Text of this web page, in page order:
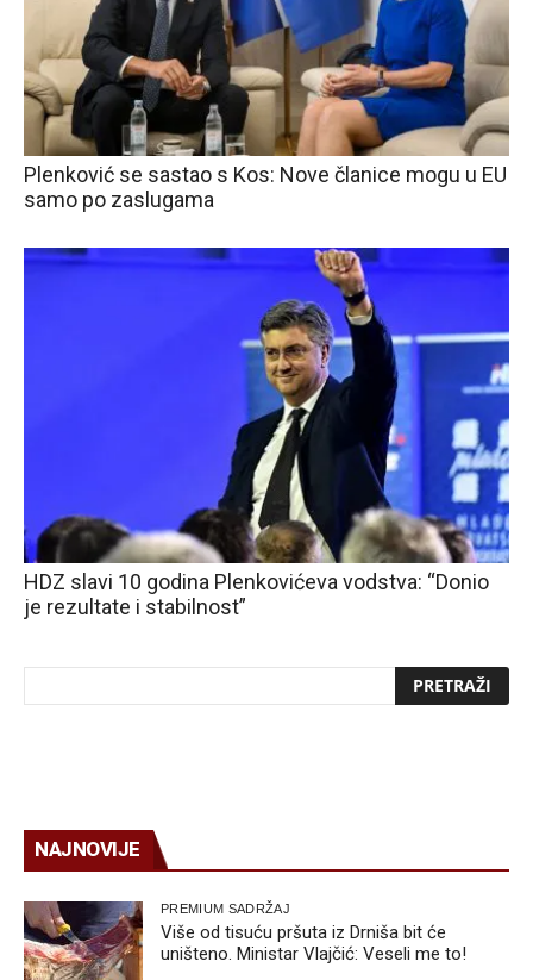
Plenković se sastao s Kos: Nove članice mogu u EU
samo po zaslugama
HDZ slavi 10 godina Plenkovićeva vodstva: “Donio
je rezultate i stabilnost”
NAJNOVIJE
PREMIUM SADRŽAJ
Više od tisuću pršuta iz Drniša bit će
uništeno. Ministar Vlajčić: Veseli me to!